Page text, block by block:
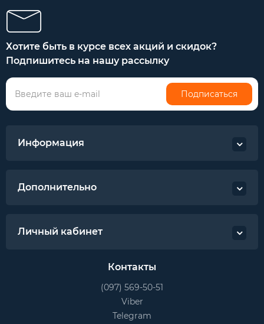
Хотите быть в курсе всех акций и скидок?
Подпишитесь на нашу рассылку
Подписаться
Информация
Дополнительно
Личный кабинет
Контакты
(097) 569-50-51
Viber
Telegram